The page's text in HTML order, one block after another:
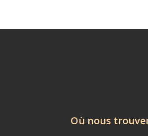
Où nous